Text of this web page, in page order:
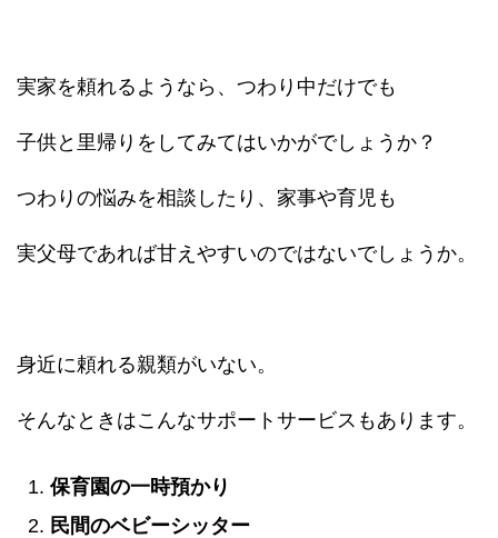
実家を頼れるようなら、つわり中だけでも
子供と里帰りをしてみてはいかがでしょうか？
つわりの悩みを相談したり、家事や育児も
実父母であれば甘えやすいのではないでしょうか。
身近に頼れる親類がいない。
そんなときはこんなサポートサービスもあります。
保育園の一時預かり
民間のベビーシッター